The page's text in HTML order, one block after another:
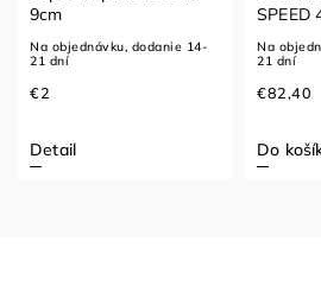
9cm
Na objednávku, dodanie 14-
21 dní
€2
Detail
SPEED
Na
21 dní
€82,40
Do